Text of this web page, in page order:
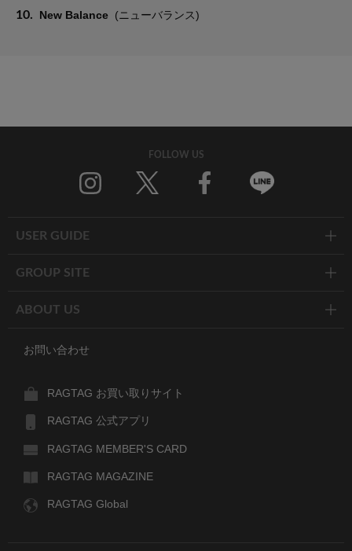
10. New Balance (ニューバランス)
FOLLOW US
USER GUIDE
GROUP SITE
ABOUT US
お問い合わせ
RAGTAG お買い取りサイト
RAGTAG 公式アプリ
RAGTAG MEMBER'S CARD
RAGTAG MAGAZINE
RAGTAG Global